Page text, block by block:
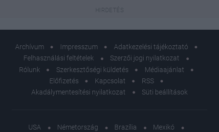
Archívum Impresszum
Adatkezelési tájékoztató
Felhasználási feltételek
Szerzői jogi nyilatkozat
Rólunk
Szerkesztőségi küldetés
Médiaajánlat
Előfizetés
Kapcsolat
RSS
Akadálymentesítési nyilatkozat
Süti beállítások
USA Németország Brazília
Mexikó